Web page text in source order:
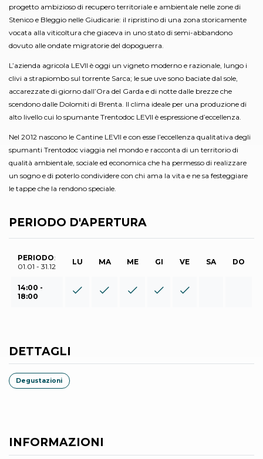
progetto ambizioso di recupero territoriale e ambientale nelle zone di
Stenico e Bleggio nelle Giudicarie: il ripristino di una zona storicamente
vocata alla viticoltura che giaceva in uno stato di semi-abbandono
dovuto alle ondate migratorie del dopoguerra.
L’azienda agricola LEVII è oggi un vigneto moderno e razionale, lungo i
clivi a strapiombo sul torrente Sarca; le sue uve sono baciate dal sole,
accarezzate di giorno dall’Ora del Garda e di notte dalle brezze che
scendono dalle Dolomiti di Brenta. Il clima ideale per una produzione di
alto livello cui lo spumante Trentodoc LEVII è espressione d’eccellenza.
Nel 2012 nascono le Cantine LEVII e con esse l’eccellenza qualitativa degli
spumanti Trentodoc viaggia nel mondo e racconta di un territorio di
qualità ambientale, sociale ed economica che ha permesso di realizzare
un sogno e di poterlo condividere con chi ama la vita e ne sa festeggiare
le tappe che la rendono speciale.
PERIODO D'APERTURA
PERIODO:
01.01 - 31.12
LU MA ME GI VE SA DO
14:00 -
18:00
DETTAGLI
Degustazioni
INFORMAZIONI